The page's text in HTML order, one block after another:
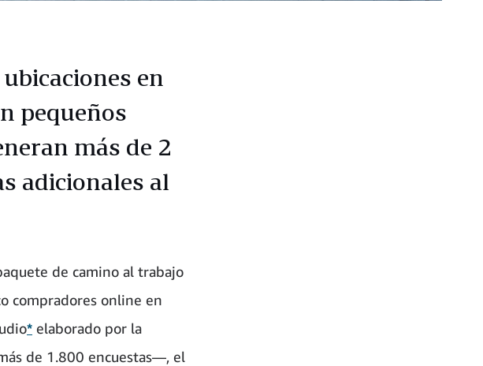
en
pequeños
más de 2
adicionales al
de camino al trabajo
compradores online en
* elaborado por la
de 1.800 encuestas—, el